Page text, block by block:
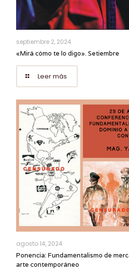
septiembre 2, 2024
«Mirá cómo te lo digo». Setiembre
Leer más
agosto 14, 2024
Ponencia: Fundamentalismo de
arte contemporáneo